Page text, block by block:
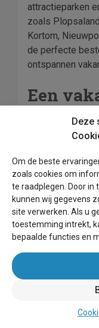
attractieparken
zoals
Kortom,
de perfecte
ontspannen
Een
natuur
Als u in ons
ontdekken. De
monding van de
Noordzee. U
de oevers van
de flora en
de kustregio. In
velden rond
bloemen, terwijl
voor bijzondere
Nieuwpoort ook
vogelgebieden
Deze
Om de beste
zoals cookies om
te raadplegen. Door
kunnen wij gegevens
site verwerken. Als u
toestemming intrekt,
bepaalde functies en